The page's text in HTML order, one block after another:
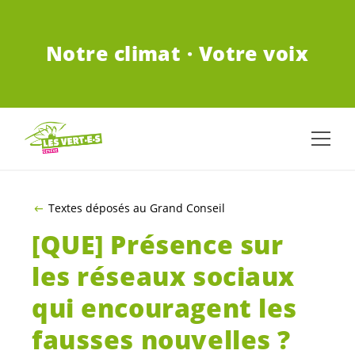
Notre climat · Votre voix
Textes déposés au Grand Conseil
[QUE] Présence sur
les réseaux sociaux
qui encouragent les
fausses nouvelles ?